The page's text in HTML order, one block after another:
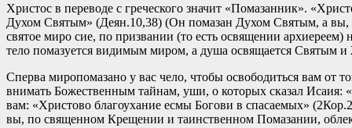
Христос в переводе с греческого значит «Помазанник».
Духом Святым» (Деян.10,38) (Он помазан Духом Святым, а вы,
святое миро сие, по призвании (то есть освящении
тело помазуется видимым миром, а душа освящается Святым
Сперва миропомазано у вас чело, чтобы освободиться вам
внимать Божественным тайнам, уши, о которых сказал
вам: «Христово благоухание есмы Богови в спасаемых»
вы, по священном Крещении и таинственном Помазании,